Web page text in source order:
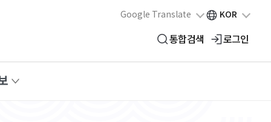
Google Translate KOR
통합검색 로그인